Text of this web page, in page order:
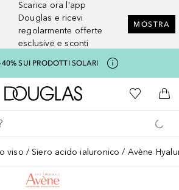
Scarica ora l'app
Douglas e ricevi
regolarmente offerte
esclusive e sconti
MOSTRA
SUI PRODOTTI SOLARI
A Douglas HomeAlla Mia
Al
viso Siero acido ialuronico Avène